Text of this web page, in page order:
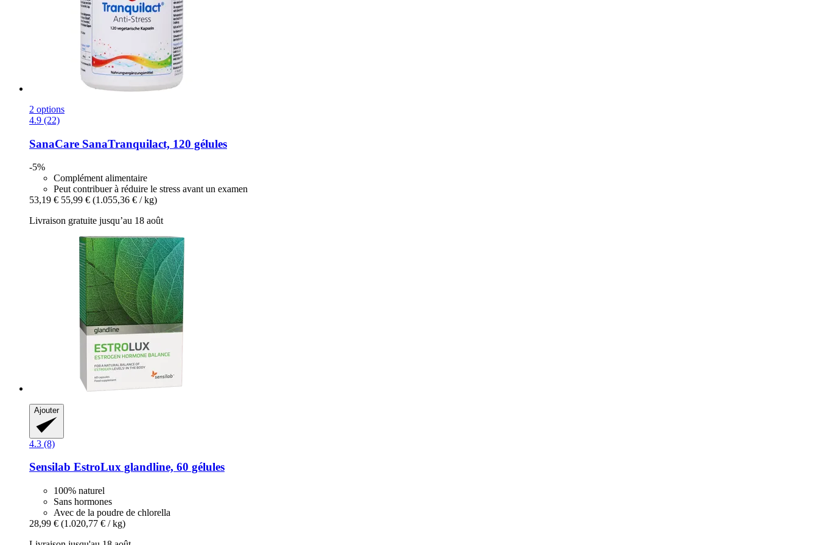
2 options
4.9 (22)
SanaCare SanaTranquilact, 120 gélules
-5%
Complément alimentaire
Peut contribuer à réduire le stress avant un examen
53,19 € 55,99 € (1.055,36 € / kg)
Livraison gratuite jusqu’au 18 août
Ajouter
4.3 (8)
Sensilab EstroLux glandline, 60 gélules
100% naturel
Sans hormones
Avec de la poudre de chlorella
28,99 € (1.020,77 € / kg)